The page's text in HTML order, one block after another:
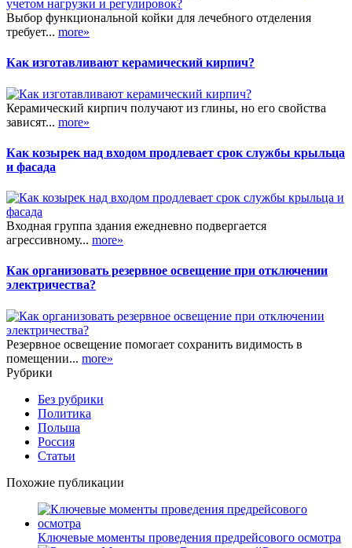
Выбор функциональной койки для лечебного отделения
требует... more»
Как изготавливают керамический кирпич?
Керамический кирпич получают из глины, но его свойства
зависят... more»
Как козырек над входом продлевает срок службы крыльца
и фасада
Входная группа здания ежедневно подвергается
агрессивному... more»
Как организовать резервное освещение при отключении
электричества?
Резервное освещение помогает сохранить видимость в
помещении... more»
Рубрики
Без рубрики
Политика
Польша
Россия
Статьи
Похожие публикации
Ключевые моменты проведения предрейсового осмотра